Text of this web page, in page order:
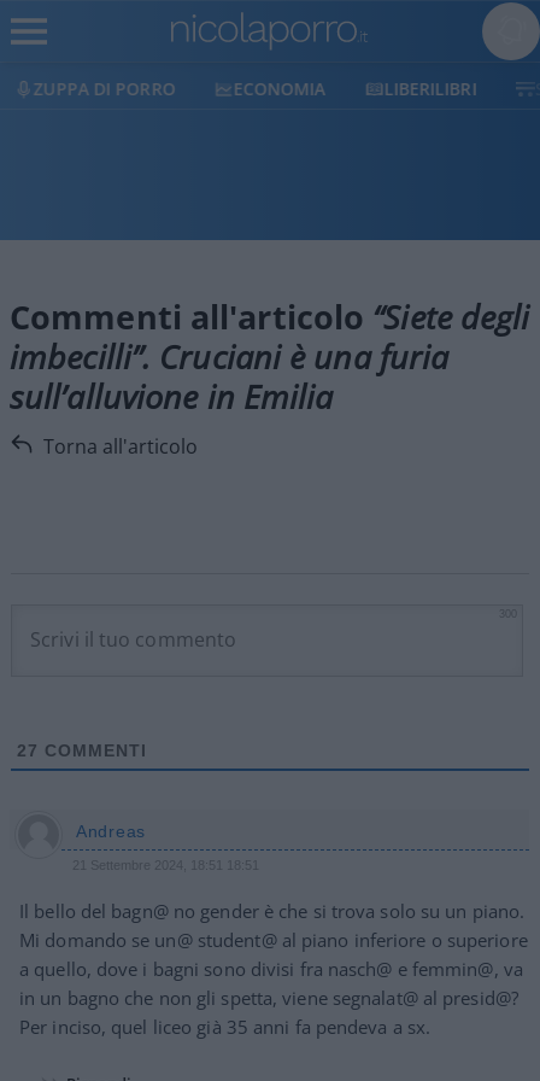
ZUPPA DI PORRO ECONOMIA LIBERILIBRI
Commenti all'articolo “Siete degli
imbecilli”. Cruciani è una furia
sull’alluvione in Emilia
Torna all'articolo
27 COMMENTI
Andreas
21 Settembre 2024, 18:51 18:51
Il bello del bagn@ no gender è che si trova solo su un piano.
Mi domando se un@ student@ al piano inferiore o superiore
a quello, dove i bagni sono divisi fra nasch@ e femmin@, va
in un bagno che non gli spetta, viene segnalat@ al presid@?
Per inciso, quel liceo già 35 anni fa pendeva a sx.